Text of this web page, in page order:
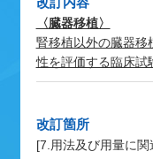
〈臓器移植〉
腎移植以外の臓器移
性を評価する臨床試
改訂箇所
[7.用法及び用量に関